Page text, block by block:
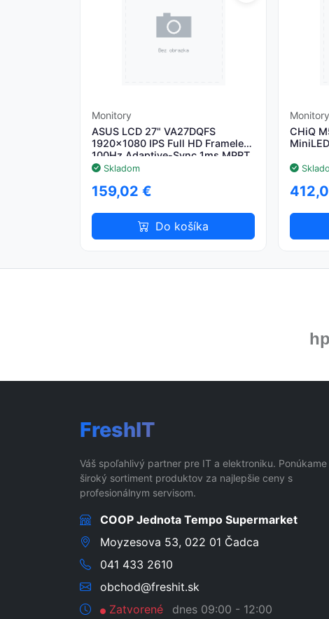
Monitory
ASUS LCD 27" VA27DQFS
1920x1080 IPS Full HD Frameless
100Hz Adaptive-Sync 1ms MPRT
HDMI DisplayPort VGA
Skladom
159,02 €
Do košíka
Monitory
CHiQ
hp
FreshIT
Váš spoľahlivý partner pre IT a elektroniku. Ponúkame
široký sortiment produktov za najlepšie ceny s
profesionálnym servisom.
COOP Jednota Tempo Supermarket
Moyzesova 53, 022 01 Čadca
041 433 2610
obchod@freshit.sk
Zatvorené
dnes 09:00 - 12:00